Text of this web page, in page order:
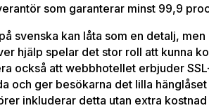
som garanterar minst 99,9
svenska kan låta som en detalj,
hjälp spelar det stor roll att kunna
också att webbhotellet erbjuder
och ger besökarna det lilla
inkluderar detta utan extra